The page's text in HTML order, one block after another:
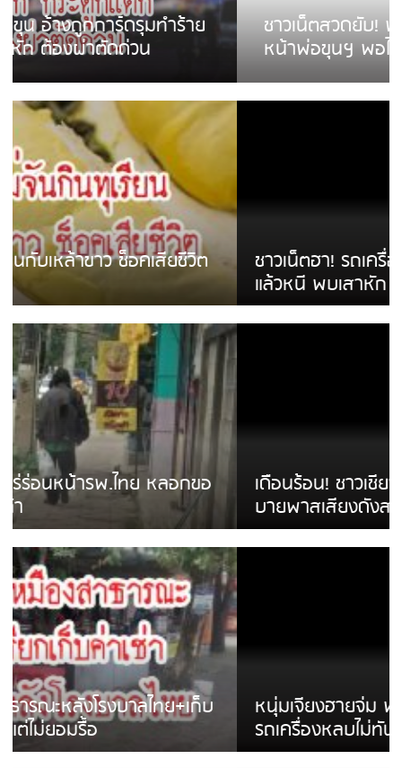
ชาวเน็ตสวดยับ! พบพม่าเร่ขายพวงมาลัย
หน้าพ่อขุนฯ พอไม่ซื้อเดินตาม
ชาวเน็ตฮา! รถเครื่องแม่สายชนป้ายร้านโลงศพ
แล้วหนี พบเสาหัก เบรคหัก หวิดได้ใช้บริการ
เดือนร้อน! ชาวเชียงรายบ่นรถ Isuzu สีขาวซิ่ง
บายพาสเสียงดังสร้างความรำคาญ
หนุ่มเจียงฮายจ่ม พบถังน้ำดื่มตกกลางถนน
รถเครื่องหลบไม่ทันล้มบาดเจ็บ